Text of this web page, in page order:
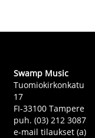
Swamp Music
Tuomiokirkonkatu
17
FI-33100 Tampere
puh. (03) 212 3087
e-mail tilaukset (a)